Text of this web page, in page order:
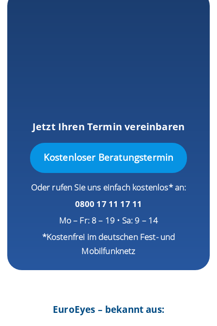
Jetzt Ihren Termin vereinbaren
Kostenloser Beratungstermin
Oder rufen Sie uns einfach kostenlos* an:
0800 17 11 17 11
Mo – Fr: 8 – 19 • Sa: 9 – 14
*Kostenfrei im deutschen Fest- und
Mobilfunknetz
EuroEyes – bekannt aus: